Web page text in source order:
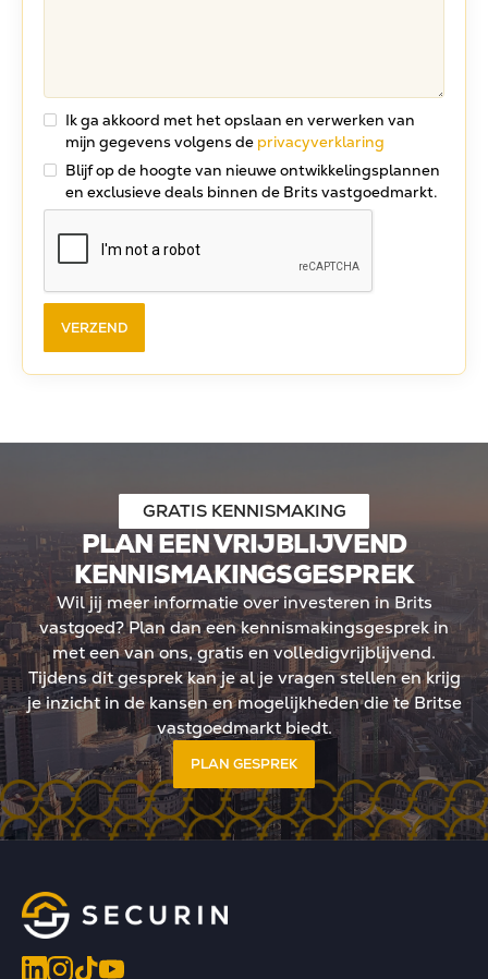
Ik ga akkoord met het opslaan en verwerken van
mijn gegevens volgens de privacyverklaring
Blijf op de hoogte van nieuwe ontwikkelingsplannen
en exclusieve deals binnen de Brits vastgoedmarkt.
GRATIS KENNISMAKING
PLAN EEN VRIJBLIJVEND
KENNISMAKINGSGESPREK
Wil jij meer informatie over investeren in Brits
vastgoed? Plan dan een kennismakingsgesprek in
met een van ons, gratis en volledigvrijblijvend.
Tijdens dit gesprek kan je al je vragen stellen en krijg
je inzicht in de kansen en mogelijkheden die te Britse
vastgoedmarkt biedt.
PLAN GESPREK